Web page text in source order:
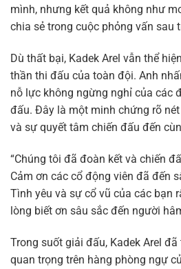
mình, nhưng kết quả không như
chia sẻ trong cuộc phỏng vấn sau
Dù thất bại, Kadek Arel vẫn thể
thần thi đấu của toàn đội. Anh
nỗ lực không ngừng nghỉ của các
đấu. Đây là một minh chứng rõ
và sự quyết tâm chiến đấu đến
“Chúng tôi đã đoàn kết và chiến
Cảm ơn các cổ động viên đã đến
Tình yêu và sự cổ vũ của các bạn
lòng biết ơn sâu sắc đến người
Trong suốt giải đấu, Kadek Arel
quan trọng trên hàng phòng ngự